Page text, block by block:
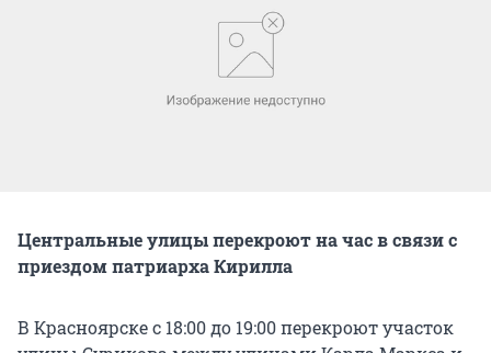
Центральные улицы перекроют на час в связи с
приездом патриарха Кирилла
В Красноярске с 18:00 до 19:00 перекроют участок